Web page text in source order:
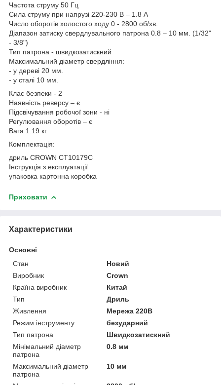
Частота струму 50 Гц
Сила струму при напрузі 220-230 В – 1.8 А
Число оборотів холостого ходу 0 - 2800 об/хв.
Діапазон затиску свердлувального патрона 0.8 – 10 мм. (1/32"
- 3/8")
Тип патрона - швидкозатискний
Максимальний діаметр свердління:
- у дереві 20 мм.
- у сталі 10 мм.
Клас безпеки - 2
Наявність реверсу – є
Підсвічування робочої зони - ні
Регулювання оборотів – є
Вага 1.19 кг.
Комплектація:
дриль CROWN CT10179C
Інструкція з експлуатації
упаковка картонна коробка
Приховати
Характеристики
Основні
Стан
Новий
Виробник
Crown
Країна виробник
Китай
Тип
Дриль
Живлення
Мережа 220В
Режим інструменту
безударний
Тип патрона
Швидкозатискний
Мінімальний діаметр
патрона
0.8 мм
Максимальний діаметр
патрона
10 мм